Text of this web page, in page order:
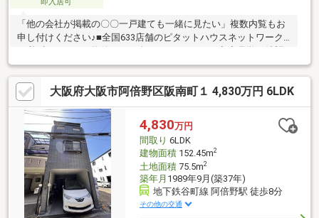
即入居可
「他の会社が掲載の〇〇一戸建ても一緒に見たい」複数内覧もお
申し付けください♪■全国633店舗のピタットハウスネットワーク
のお客様◆◆いつでもお気軽にお問合せください♪◆◆住宅ロー
ン審査に不安のある方◆◆是非当社にご相談を！！お役に立ちま
す！！■ご自宅のお迎えはもちろん、最寄りの駅などご指定での
お待ち合わせも可能です♪ お客様のご条件をお聞かせいただけれ
ば他の物件や周辺環境も一緒にご案内させていただきます！■是
非一度お問い合わせください■
大阪府大阪市阿倍野区阪南町１ 4,830万円 6LDK
4,830万円
間取り 6LDK
建物面積152.45m2
土地面積75.5m2
築年月 1989年9月(築37年)
地下鉄谷町線 阿倍野駅 徒歩8分
その他の交通